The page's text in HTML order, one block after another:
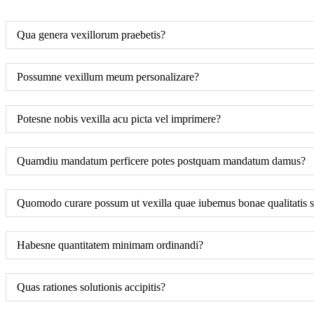
Qua genera vexillorum praebetis?
Possumne vexillum meum personalizare?
Potesne nobis vexilla acu picta vel imprimere?
Quamdiu mandatum perficere potes postquam mandatum damus?
Quomodo curare possum ut vexilla quae iubemus bonae qualitatis
Habesne quantitatem minimam ordinandi?
Quas rationes solutionis accipitis?